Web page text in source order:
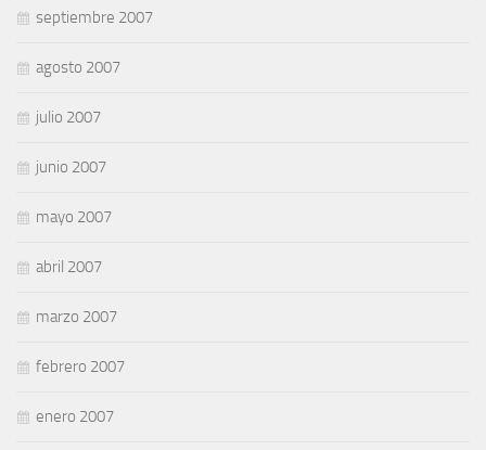
septiembre 2007
agosto 2007
julio 2007
junio 2007
mayo 2007
abril 2007
marzo 2007
febrero 2007
enero 2007